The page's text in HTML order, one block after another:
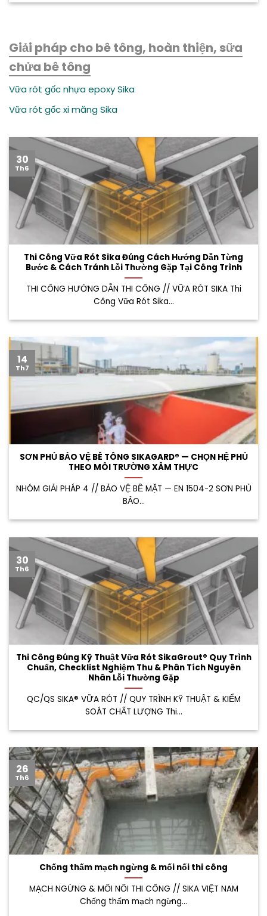
Giải pháp cho bê tông, hoàn thiện, sữa
chửa bê tông
Vữa rót gốc nhựa epoxy Sika
Vữa rót gốc xi măng Sika
Thi Công Vữa Rót Sika Đúng Cách Hướng Dẫn Từng
Bước & Cách Tránh Lỗi Thường Gặp Tại Công Trình
THI CÔNG HƯỚNG DẪN THI CÔNG // VỮA RÓT SIKA Thi
Công Vữa Rót Sika...
30
Th6
SƠN PHỦ BẢO VỆ BÊ TÔNG SIKAGARD® — CHỌN HỆ PHỦ
THEO MÔI TRƯỜNG XÂM THỰC
NHÓM GIẢI PHÁP 4 // BẢO VỆ BỀ MẶT — EN 1504-2 SƠN PHỦ
BẢO...
14
Th7
Thi Công Đúng Kỹ Thuật Vữa Rót SikaGrout® Quy Trình
Chuẩn, Checklist Nghiệm Thu & Phân Tích Nguyên
Nhân Lỗi Thường Gặp
QC/QS SIKA® VỮA RÓT // QUY TRÌNH KỸ THUẬT & KIỂM
SOÁT CHẤT LƯỢNG Thi...
30
Th6
Chống thấm mạch ngừng & mối nối thi công
MẠCH NGỪNG & MỐI NỐI THI CÔNG // SIKA VIỆT NAM
Chống thấm mạch ngừng...
26
Th6